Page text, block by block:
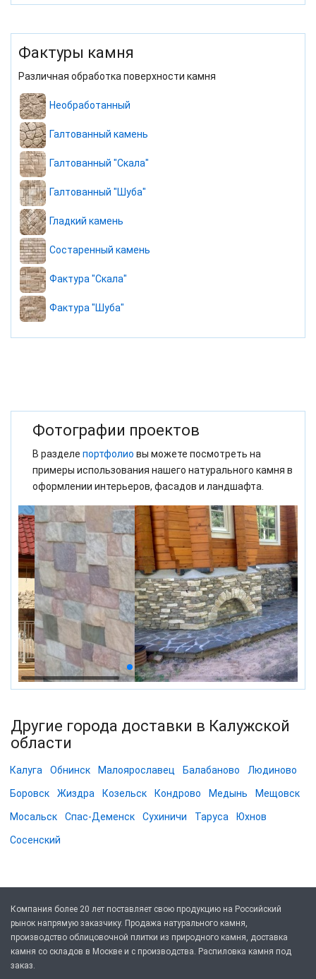
Фактуры камня
Различная обработка поверхности камня
Необработанный
Галтованный камень
Галтованный "Скала"
Галтованный "Шуба"
Гладкий камень
Состаренный камень
Фактура "Скала"
Фактура "Шуба"
Фотографии проектов
В разделе портфолио вы можете посмотреть на
примеры использования нашего натурального камня в
оформлении интерьеров, фасадов и ландшафта.
Другие города доставки в Калужской
области
Калуга Обнинск Малоярославец Балабаново Людиново
Боровск Жиздра Козельск Кондрово Медынь Мещовск
Мосальск Спас-Деменск Сухиничи Таруса Юхнов
Сосенский
Компания более 20 лет поставляет свою продукцию на Российский
рынок напрямую заказчику. Продажа натурального камня,
производство облицовочной плитки из природного камня, доставка
камня со складов в Москве и с производства. Распиловка камня под
заказ.